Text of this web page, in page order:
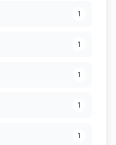
1
1
1
1
1